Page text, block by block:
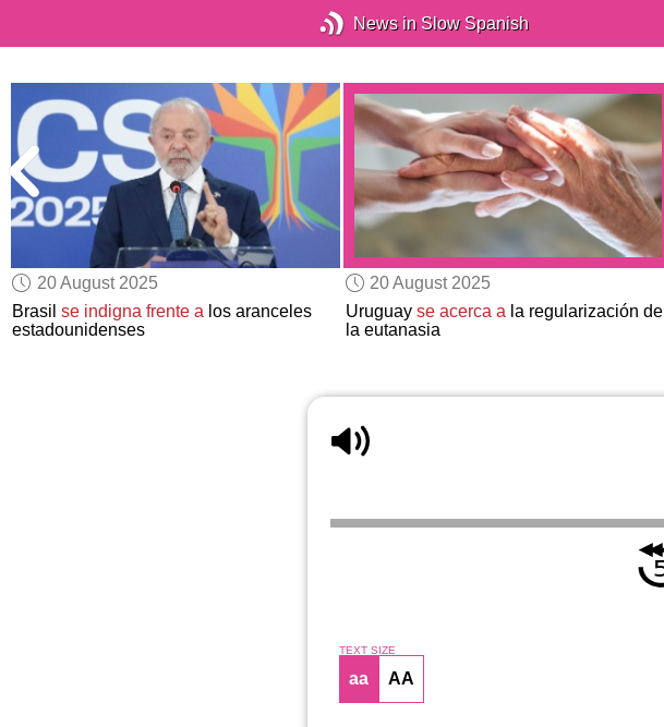
News in Slow Spanish
20 August 2025
Brasilse indigna frente a los aranceles
estadounidenses
20 August 2025
Uruguay se acerca ala regularización de
la eutanasia
TEXT SIZE
aa AA